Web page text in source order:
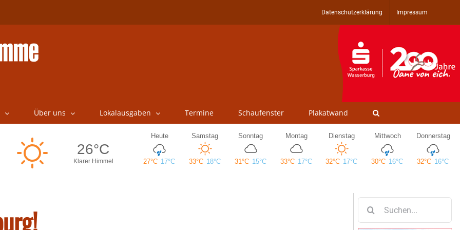
Datenschutzerklärung Impressum
Über uns Lokalausgaben Termine Schaufenster Plakatwand
nach: